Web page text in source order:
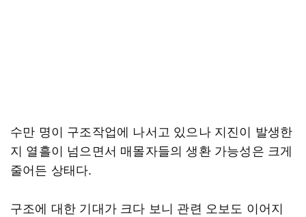
수만 명이 구조작업에 나서고 있으나 지진이 발생한
지 열흘이 넘으면서 매몰자들의 생환 가능성은 크게
줄어든 상태다.
구조에 대한 기대가 크다 보니 관련 오보도 이어지